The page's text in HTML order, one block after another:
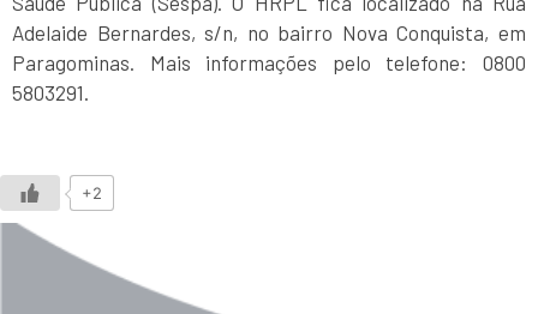
Adelaide Bernardes, s/n, no bairro Nova Conquista, em
Paragominas. Mais informações pelo telefone: 0800
5803291.
+2